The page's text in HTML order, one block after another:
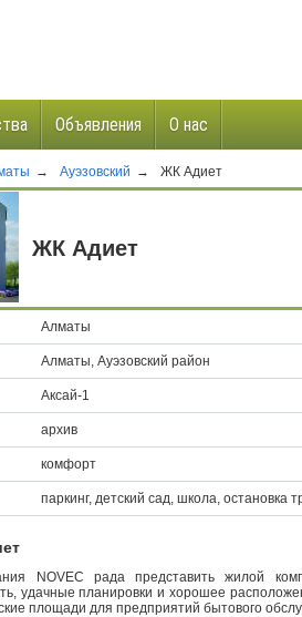
Объявления О нас
→ Ауэзовский → ЖК Адиет
ЖК Адиет
Алматы
Алматы, Ауэзовский район
Аксай-1
архив
комфорт
паркинг, детский сад, школа, остановка
NOVEC рада представить жилой
удачные планировки и хорошее
площади для предприятий бытового